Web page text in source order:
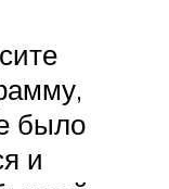
было
и